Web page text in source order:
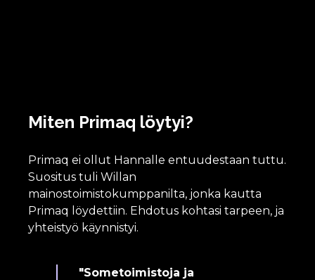
Miten Primaq löytyi?
Primaq ei ollut Hannalle entuudestaan tuttu.
Suositus tuli Willan
mainostoimistokumppanilta, jonka kautta
Primaq löydettiin. Ehdotus kohtasi tarpeen, ja
yhteistyö käynnistyi.
"Sometoimistoja ja